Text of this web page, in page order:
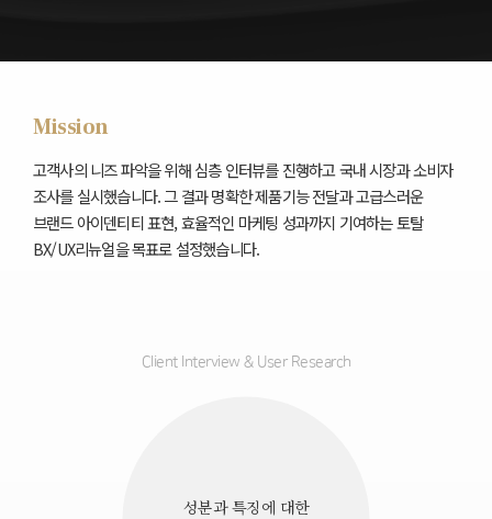
Mission
고객사의 니즈 파악을 위해 심층 인터뷰를 진행하고 국내 시장과 소비자
조사를 실시했습니다.그 결과 명확한 제품기능 전달과 고급스러운
브랜드 아이덴티티 표현, 효율적인 마케팅 성과까지 기여하는 토탈
BX/UX리뉴얼을 목표로 설정했습니다.
Client Interview & User Research
성분과 특징에 대한